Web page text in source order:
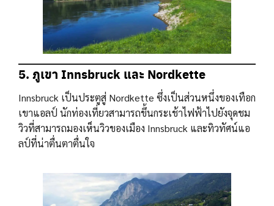
5. ภูเขา Innsbruck และ Nordkette
Innsbruck เป็นประตูสู่ Nordkette ซึ่งเป็นส่วนหนึ่งของเทือก
เขาแอลป์ นักท่องเที่ยวสามารถขึ้นกระเช้าไฟฟ้าไปยังจุดชม
วิวที่สามารถมองเห็นวิวของเมือง Innsbruck และทิวทัศน์แอ
ลป์ที่น่าตื่นตาตื่นใจ